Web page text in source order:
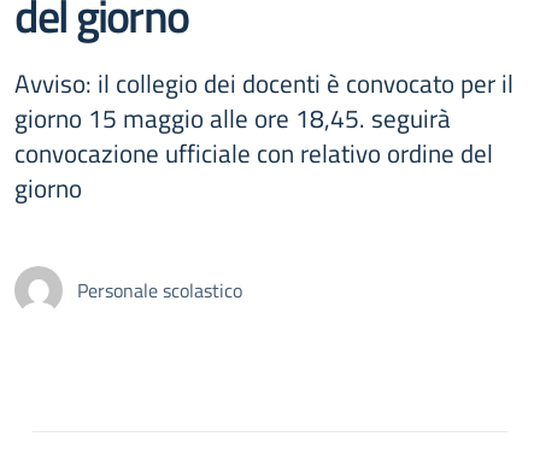
del giorno
Avviso: il collegio dei docenti è convocato per il
giorno 15 maggio alle ore 18,45. seguirà
convocazione ufficiale con relativo ordine del
giorno
Personale scolastico